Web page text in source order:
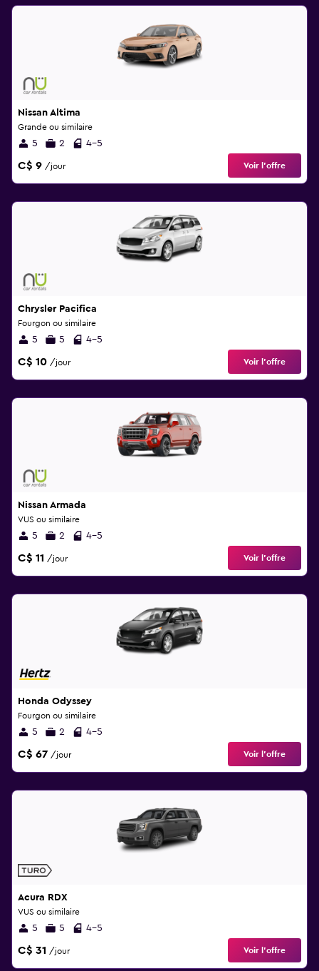
Nissan Altima
Grande ou similaire
5 2 4-5
C$ 9 /jour Voir l’offre
Chrysler Pacifica
Fourgon ou similaire
5 5 4-5
C$ 10 /jour Voir l’offre
Nissan Armada
VUS ou similaire
5 2 4-5
C$ 11 /jour Voir l’offre
Honda Odyssey
Fourgon ou similaire
5 2 4-5
C$ 67 /jour Voir l’offre
Acura RDX
VUS ou similaire
5 5 4-5
C$ 31 /jour Voir l’offre